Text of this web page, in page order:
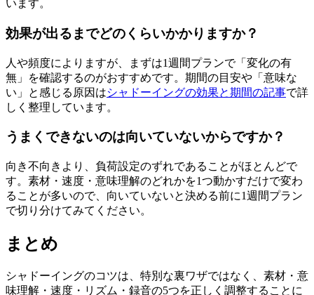
います。
効果が出るまでどのくらいかかりますか？
人や頻度によりますが、まずは1週間プランで「変化の有
無」を確認するのがおすすめです。期間の目安や「意味な
い」と感じる原因はシャドーイングの効果と期間の記事で詳
しく整理しています。
うまくできないのは向いていないからですか？
向き不向きより、負荷設定のずれであることがほとんどで
す。素材・速度・意味理解のどれかを1つ動かすだけで変わ
ることが多いので、向いていないと決める前に1週間プラン
で切り分けてみてください。
まとめ
シャドーイングのコツは、特別な裏ワザではなく、素材・意
味理解・速度・リズム・録音の5つを正しく調整することに